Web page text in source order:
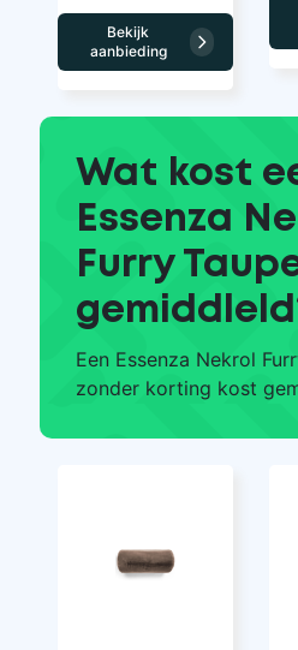
Bekijk
aanbieding
Wat kost
Essenza
Furry
Een Essenza Nekrol
zonder korting kost